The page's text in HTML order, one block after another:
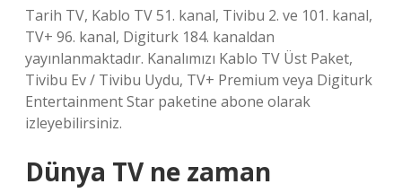
Tarih TV, Kablo TV 51. kanal, Tivibu 2. ve 101. kanal,
TV+ 96. kanal, Digiturk 184. kanaldan
yayınlanmaktadır. Kanalımızı Kablo TV Üst Paket,
Tivibu Ev / Tivibu Uydu, TV+ Premium veya Digiturk
Entertainment Star paketine abone olarak
izleyebilirsiniz.
Dünya TV ne zaman